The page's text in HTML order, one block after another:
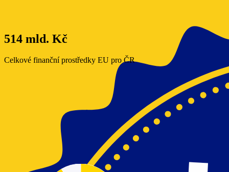
514 mld. Kč
Celkové finanční prostředky EU pro ČR